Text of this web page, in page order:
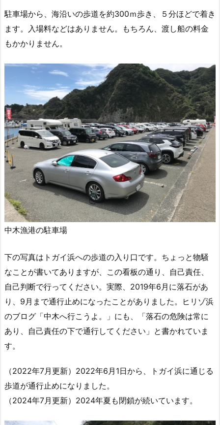
駐車場から、海沿いの歩道を約300ｍ歩き、５分ほどで着き
ます。入場料などはありません。もちろん、渡し船の料金
もかかりません。
中木漁港の駐車場
下の写真はトガイ浜への歩道の入り口です。ちょっと物騒
なことが書いてありますが、この看板の通り、自己責任、
自己判断で行ってください。実際、2019年6月に落石があ
り、9月まで通行止めになったことがありました。ヒリゾ浜
のブログ「中木へ行こうよ。」にも、「落石の危険は常に
あり、自己責任の下で通行してください」と書かれていま
す。
（2022年7月更新）2022年6月1日から、トガイ浜に通じる
歩道が通行止めになりました。
（2024年7月更新）2024年夏も閉鎖が続いています。